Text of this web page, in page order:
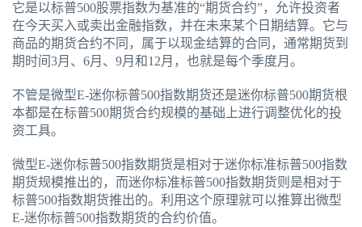
它是以标普500股票指数为基准的“期货合约”，允许投资者
在今天买入或卖出金融指数，并在未来某个日期结算。它与
商品的期货合约不同，属于以现金结算的合同，通常期货到
期时间3月、6月、9月和12月，也就是每个季度月。
不管是微型E-迷你标普500指数期货还是迷你标普500期货根
本都是在标普500期货合约规模的基础上进行调整优化的投
资工具。
微型E-迷你标普500指数期货是相对于迷你标准标普500指数
期货规模推出的，而迷你标准标普500指数期货则是相对于
标普500指数期货推出的。利用这个原理就可以推算出微型
E-迷你标普500指数期货的合约价值。